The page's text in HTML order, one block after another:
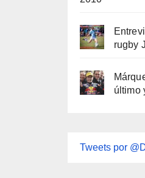
rugby
último
Tweets por